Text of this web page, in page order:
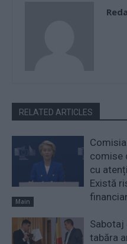
RELATED ARTICLES
Main
comise
cu
Există
Sabotaj
tabăra